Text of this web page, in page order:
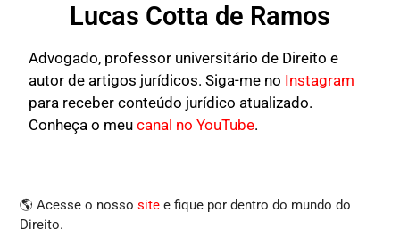
Lucas Cotta de Ramos
Advogado, professor universitário de Direito e
autor de artigos jurídicos. Siga-me no Instagram
para receber conteúdo jurídico atualizado.
Conheça o meucanal no YouTube.
🌎 Acesse o nossosite e fique por dentro do mundo do
Direito.